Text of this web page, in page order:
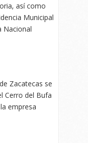
así como
Municipal
Nacional
Zacatecas se
Cerro del Bufa
empresa